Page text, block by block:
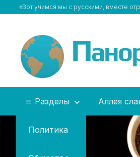
«Вот учимся мы с русскими, вместе
Разделы
Политика
Аллея